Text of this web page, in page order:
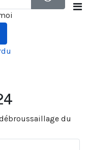
AFFICHER
du